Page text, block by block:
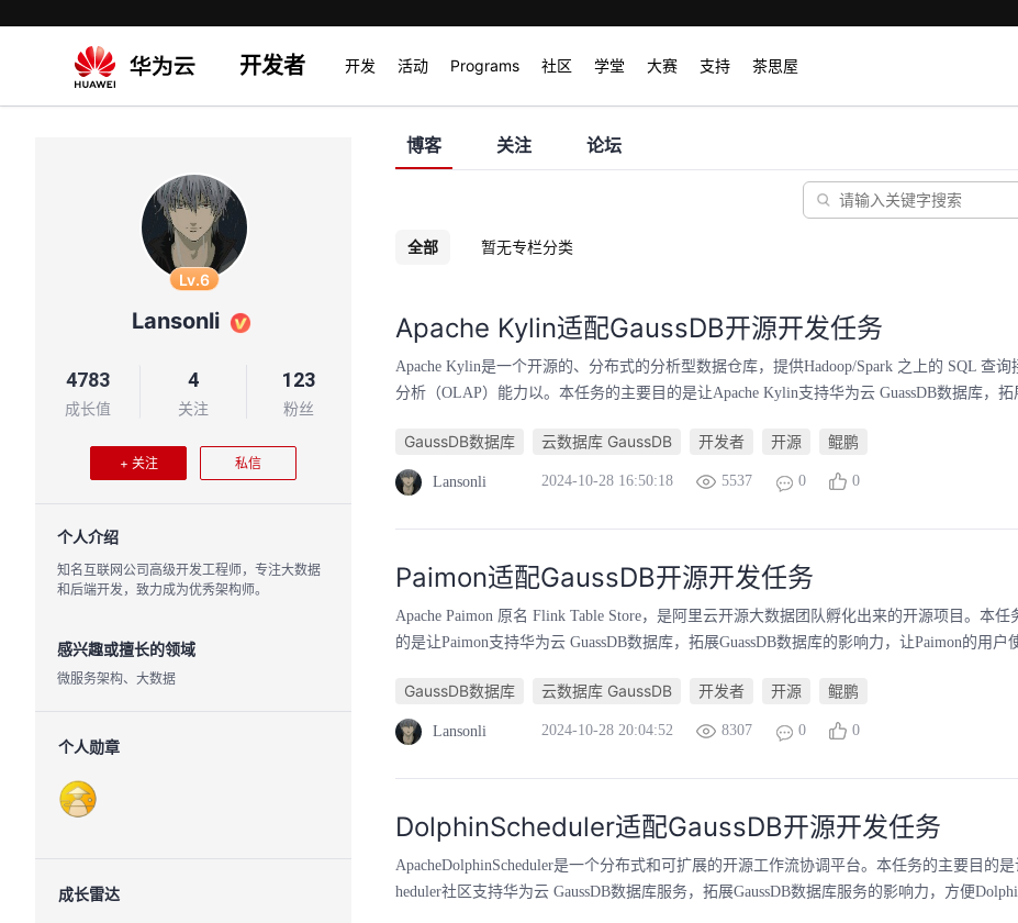
开发者 开发 活动 Programs 社区 学堂 大赛 支持 茶思屋
Lv.6
Lansonli
4783
成长值
4
关注
123
粉丝
+ 关注 私信
个人介绍
知名互联网公司高级开发工程师，专注大数据
和后端开发，致力成为优秀架构师。
感兴趣或擅长的领域
微服务架构、大数据
个人勋章
成长雷达
博客 关注 论坛
全部 暂无专栏分类
Apache Kylin适配GaussDB开源开发任务
Apache Kylin是一个开源的、分布式的分析型数据仓库，提供Hadoop/Spark 之上的 SQL 查询
分析（OLAP）能力以。本任务的主要目的是让Apache Kylin支持华为云 GuassDB数据库，拓
GaussDB数据库 云数据库 GaussDB 开发者 开源 鲲鹏
Lansonli 2024-10-28 16:50:18 5537 0 0
Paimon适配GaussDB开源开发任务
Apache Paimon 原名 Flink Table Store，是阿里云开源大数据团队孵化出来的开源项目。本任
的是让Paimon支持华为云 GuassDB数据库，拓展GuassDB数据库的影响力，让Paimon的用户
GaussDB数据库 云数据库 GaussDB 开发者 开源 鲲鹏
Lansonli 2024-10-28 20:04:52 8307 0 0
DolphinScheduler适配GaussDB开源开发任务
ApacheDolphinScheduler是一个分布式和可扩展的开源工作流协调平台。本任务的主要目的是
heduler社区支持华为云 GaussDB数据库服务，拓展GaussDB数据库服务的影响力，方便